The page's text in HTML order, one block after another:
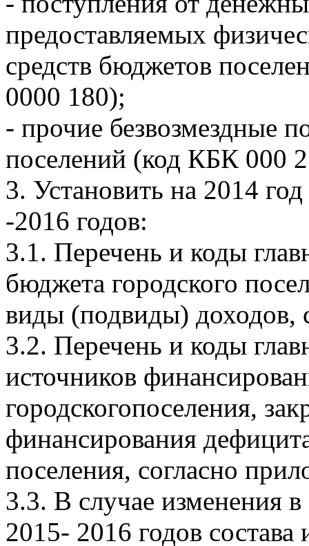
предоставляемых
средств бюджетов
0000 180);
- прочие безвозмездные
поселений (код КБК 000
3. Установить на 2014
-2016 годов:
3.1. Перечень и коды
бюджета городского
виды (подвиды) доходов,
3.2. Перечень и коды
источников
городскогопоселения,
финансирования
поселения, согласно
3.3. В случае изменения
2015- 2016 годов